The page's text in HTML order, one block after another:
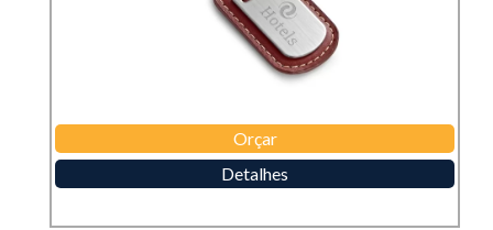
Orçar
Detalhes